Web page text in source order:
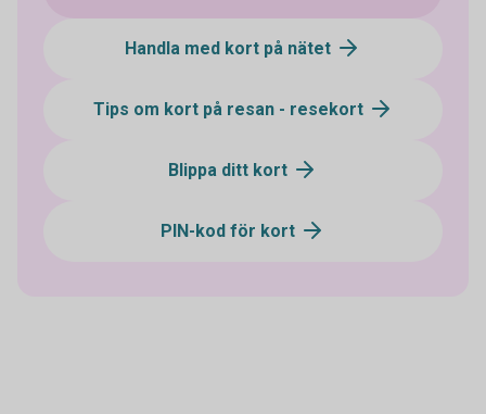
Handla med kort på nätet
Tips om kort på resan - resekort
Blippa ditt kort
PIN-kod för kort